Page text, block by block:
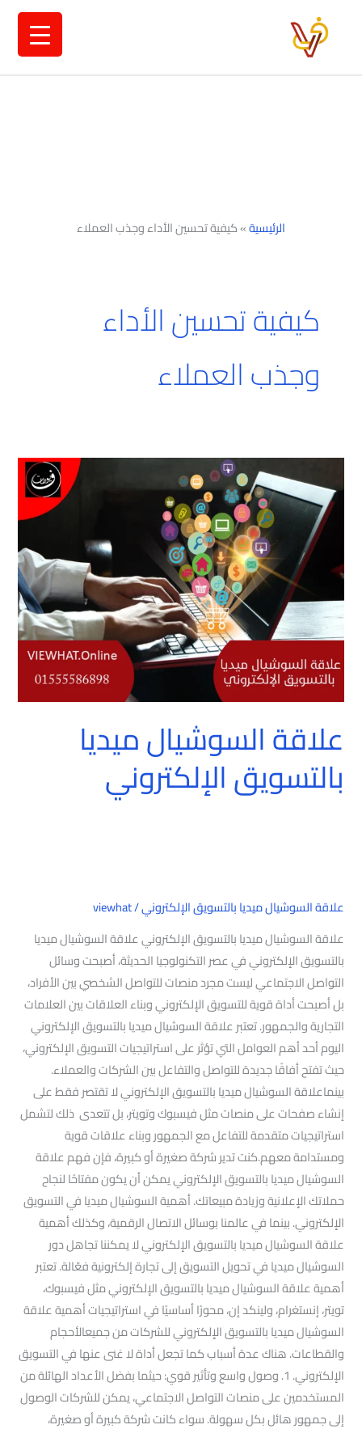
الرئيسية»كيفية تحسين الأداء وجذب العملاء
كيفية تحسين الأداء
وجذب العملاء
علاقة السوشيال ميديا
بالتسويق الإلكتروني
علاقة السوشيال ميديا بالتسويق الإلكتروني/
viewhat
علاقة السوشيال ميديا بالتسويق الإلكتروني علاقة السوشيال ميديا
بالتسويق الإلكتروني في عصر التكنولوجيا الحديثة، أصبحت وسائل
التواصل الاجتماعي ليست مجرد منصات للتواصل الشخصي بين الأفراد،
بل أصبحت أداة قوية للتسويق الإلكتروني وبناء العلاقات بين العلامات
التجارية والجمهور. تعتبر علاقة السوشيال ميديا بالتسويق الإلكتروني
اليوم أحد أهم العوامل التي تؤثر على استراتيجيات التسويق الإلكتروني،
حيث تفتح أفاقًا جديدة للتواصل والتفاعل بين الشركات والعملاء.
بينماعلاقة السوشيال ميديا بالتسويق الإلكتروني لا تقتصر فقط على
إنشاء صفحات على منصات مثل فيسبوك وتويتر، بل تتعدى ذلك لتشمل
استراتيجيات متقدمة للتفاعل مع الجمهور وبناء علاقات قوية
ومستدامة معهم.كنت تدير شركة صغيرة أو كبيرة، فإن فهم علاقة
السوشيال ميديا بالتسويق الإلكتروني يمكن أن يكون مفتاحًا لنجاح
حملاتك الإعلانية وزيادة مبيعاتك. أهمية السوشيال ميديا في التسويق
الإلكتروني. بينما في عالمنا بوسائل الاتصال الرقمية، وكذلك أهمية
علاقة السوشيال ميديا بالتسويق الإلكتروني لا يمكننا تجاهل دور
السوشيال ميديا في تحويل التسويق إلى تجارة إلكترونية فعّالة. تعتبر
أهمية علاقة السوشيال ميديا بالتسويق الإلكتروني مثل فيسبوك،
تويتر، إنستغرام، ولينكد إن، محورًا أساسيًا في استراتيجيات أهمية علاقة
السوشيال ميديا بالتسويق الإلكتروني للشركات من جميعالأحجام
والقطاعات. هناك عدة أسباب كما تجعل أداة لا غنى عنها في التسويق
الإلكتروني. 1. وصول واسع وتأثير قوي: حيثما بفضل الأعداد الهائلة من
المستخدمين على منصات التواصل الاجتماعي، يمكن للشركات الوصول
إلى جمهور هائل بكل سهولة. سواء كانت شركة كبيرة أو صغيرة،
السوشيال
ميديا
بالتسويق
الإلكتروني